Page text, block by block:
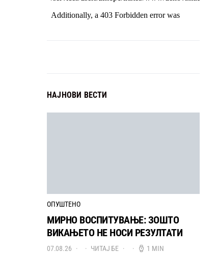
НАЈНОВИ ВЕСТИ
ОПУШТЕНО
МИРНО ВОСПИТУВАЊЕ: ЗОШТО
ВИКАЊЕТО НЕ НОСИ РЕЗУЛТАТИ
07.08.26 ЧИТАЈ БЕ 1 MIN